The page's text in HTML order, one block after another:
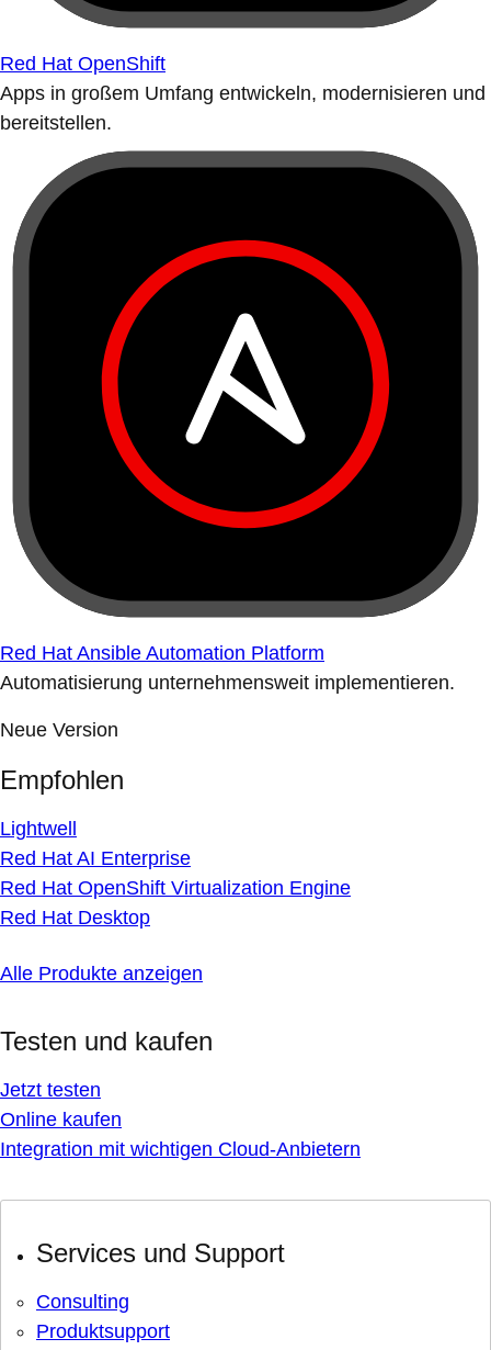
Red Hat OpenShift
Apps in großem Umfang entwickeln, modernisieren und
bereitstellen.
Red Hat Ansible Automation Platform
Automatisierung unternehmensweit implementieren.
Neue Version
Empfohlen
Lightwell
Red Hat AI Enterprise
Red Hat OpenShift Virtualization Engine
Red Hat Desktop
Alle Produkte anzeigen
Testen und kaufen
Jetzt testen
Online kaufen
Integration mit wichtigen Cloud-Anbietern
Services und Support
Consulting
Produktsupport